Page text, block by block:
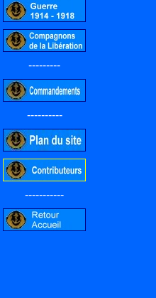
---------
----------
-----------